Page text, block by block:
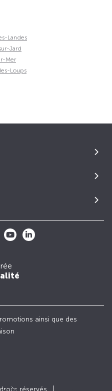
Landes
Jard
Mer
Loups
ainsi que des
réservés